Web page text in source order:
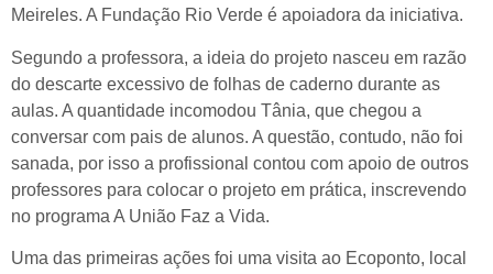
Meireles. A Fundação Rio Verde é apoiadora da iniciativa.
Segundo a professora, a ideia do projeto nasceu em razão
do descarte excessivo de folhas de caderno durante as
aulas. A quantidade incomodou Tânia, que chegou a
conversar com pais de alunos. A questão, contudo, não foi
sanada, por isso a profissional contou com apoio de outros
professores para colocar o projeto em prática, inscrevendo
no programa A União Faz a Vida.
Uma das primeiras ações foi uma visita ao Ecoponto, local